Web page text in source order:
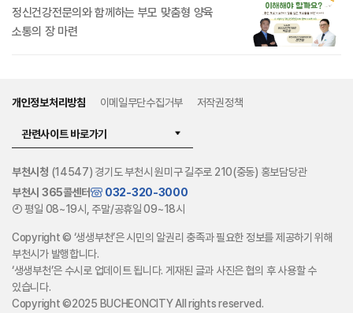
부모 토크콘서트 개최
정신건강전문의와 함께하는 부모 맞춤형 양육
소통의 장 마련
개인정보처리방침 이메일무단수집거부 저작권정책
관련사이트 바로가기
부천시청 (14547) 경기도 부천시 원미구 길주로 210(중동) 홍보담당관
부천시 365콜센터
032-320-3000
평일 08~19시, 주말/공휴일 09~18시
Copyright © ‘생생부천’은 시민의 알권리 충족과 필요한 정보를 제공하기 위해
부천시가 발행합니다.
‘생생부천’은 수시로 업데이트 됩니다. 게재된 글과 사진은 협의 후 사용할 수
있습니다.
Copyright ©2025 BUCHEONCITY All rights reserved.